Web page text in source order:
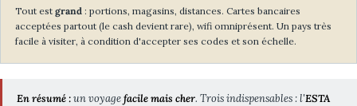
Tout est grand: portions, magasins, distances. Cartes bancaires
acceptées partout (le cash devient rare), wifi omniprésent. Un pays très
facile à visiter, à condition d'accepter ses codes et son échelle.
En résumé :un voyagefacile mais cher. Trois indispensables : l'ESTA